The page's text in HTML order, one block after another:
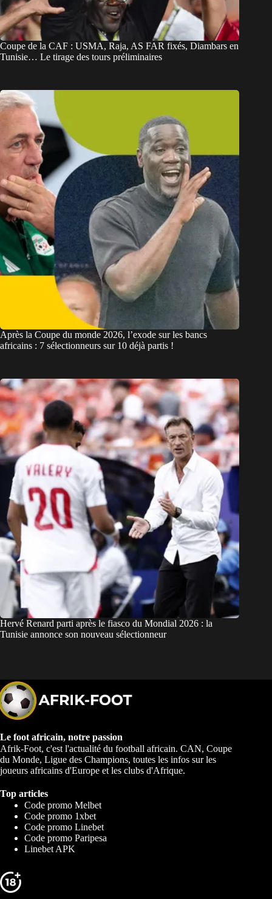
Coupe de la CAF : USMA, Raja, AS FAR fixés, Diambars en
Tunisie… Le tirage des tours préliminaires
Après la Coupe du monde 2026, l’exode sur les bancs
africains : 7 sélectionneurs sur 10 déjà partis !
Hervé Renard parti après le fiasco du Mondial 2026 : la
Tunisie annonce son nouveau sélectionneur
Le foot africain, notre passion
Afrik-Foot, c'est l'actualité du football africain. CAN, Coupe
du Monde, Ligue des Champions, toutes les infos sur les
joueurs africains d'Europe et les clubs d'Afrique.
Top articles
Code promo Melbet
Code promo 1xbet
Code promo Linebet
Code promo Paripesa
Linebet APK